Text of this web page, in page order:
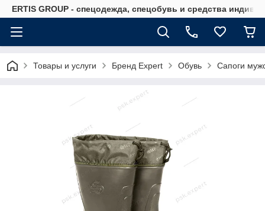
ERTIS GROUP - спецодежда, спецобувь и средства
Товары и услуги Бренд Expert Обувь Сапоги